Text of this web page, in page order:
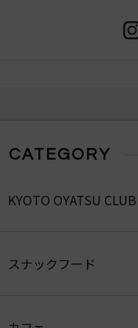
CATEGORY
KYOTO OYATSU CLUB
スナックフード